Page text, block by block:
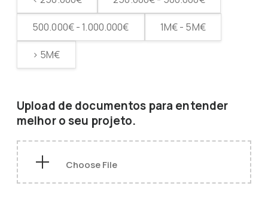
500.000€ - 1.000.000€ 1M€ - 5M€
> 5M€
Upload de documentos para entender
melhor o seu projeto.